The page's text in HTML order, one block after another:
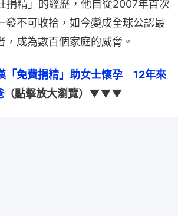
捐精」的經歷，他自從2007年首次
發不可收拾，如今變成全球公認最
，成為數百個家庭的威脅。
「免費捐精」助女士懷孕　12年來
（點擊放大瀏覽）▼▼▼